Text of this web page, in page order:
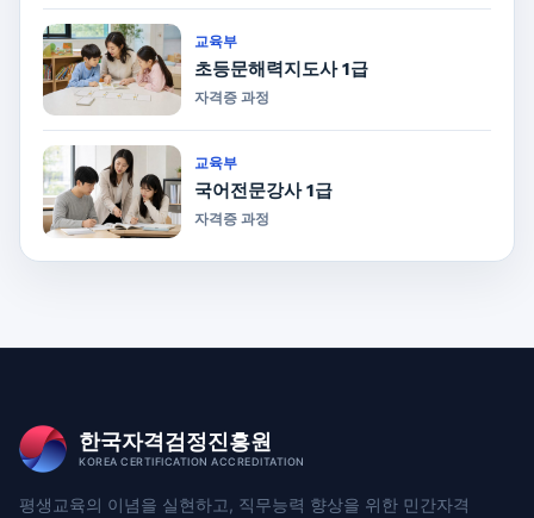
교육부
초등문해력지도사 1급
자격증 과정
교육부
국어전문강사 1급
자격증 과정
한국자격검정진흥원
KOREA CERTIFICATION ACCREDITATION
평생교육의 이념을 실현하고, 직무능력 향상을 위한 민간자격